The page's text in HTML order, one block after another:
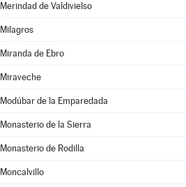
Merindad de Valdivielso
Milagros
Miranda de Ebro
Miraveche
Modúbar de la Emparedada
Monasterio de la Sierra
Monasterio de Rodilla
Moncalvillo